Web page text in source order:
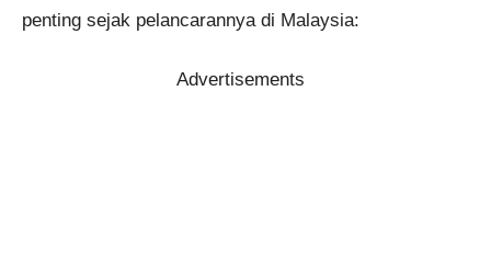
penting sejak pelancarannya di Malaysia:
Advertisements